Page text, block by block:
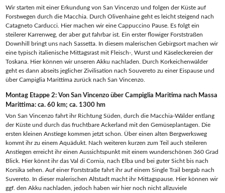
Wir starten mit einer Erkundung von San Vincenzo und folgen der Küste auf
Forstwegen durch die Macchia. Durch Olivenhaine geht es leicht steigend nach
Catagneto Carducci. Hier machen wir eine Cappuccino Pause. Es folgt ein
steilerer Karrenweg, der aber gut fahrbar ist. Ein erster flowiger Forststraßen
Downhill bringt uns nach Sassetta. In diesem malerischen Gebirgsort machen wir
eine typisch italienische Mittagsrast mit Fleisch-, Wurst und Käseleckereien der
Toskana. Hier können wir unseren Akku nachladen. Durch Korkeichenwälder
geht es dann abseits jeglicher Zivilisation nach Souvereto zu einer Eispause und
über Campiglia Marittima zurück nach San Vincenzo.
Montag Etappe 2: Von San Vincenzo über Campiglia Maritima nach Massa
Marittima: ca. 60 km; ca. 1300 hm
Von San Vincenzo fahrt ihr Richtung Süden, durch die Macchia-Wälder entlang
der Küste und durch das fruchtbare Ackerland mit den Gemüseplantagen. Die
ersten kleinen Anstiege kommen jetzt schon. Über einen alten Bergwerksweg
kommt ihr zu einem Aquädukt. Nach weiteren kurzen zum Teil auch steileren
Anstiegen erreicht ihr einen Aussichtspunkt mit einem wunderschönen 360 Grad
Blick. Hier könnt ihr das Val di Cornia, nach Elba und bei guter Sicht bis nach
Korsika sehen. Auf einer Forststraße fahrt ihr auf einem Single Trail bergab nach
Suvereto. In dieser malerischen Altstadt macht ihr Mittagspause. Hier können wir
ggf. den Akku nachladen, jedoch haben wir hier noch nicht allzuviele